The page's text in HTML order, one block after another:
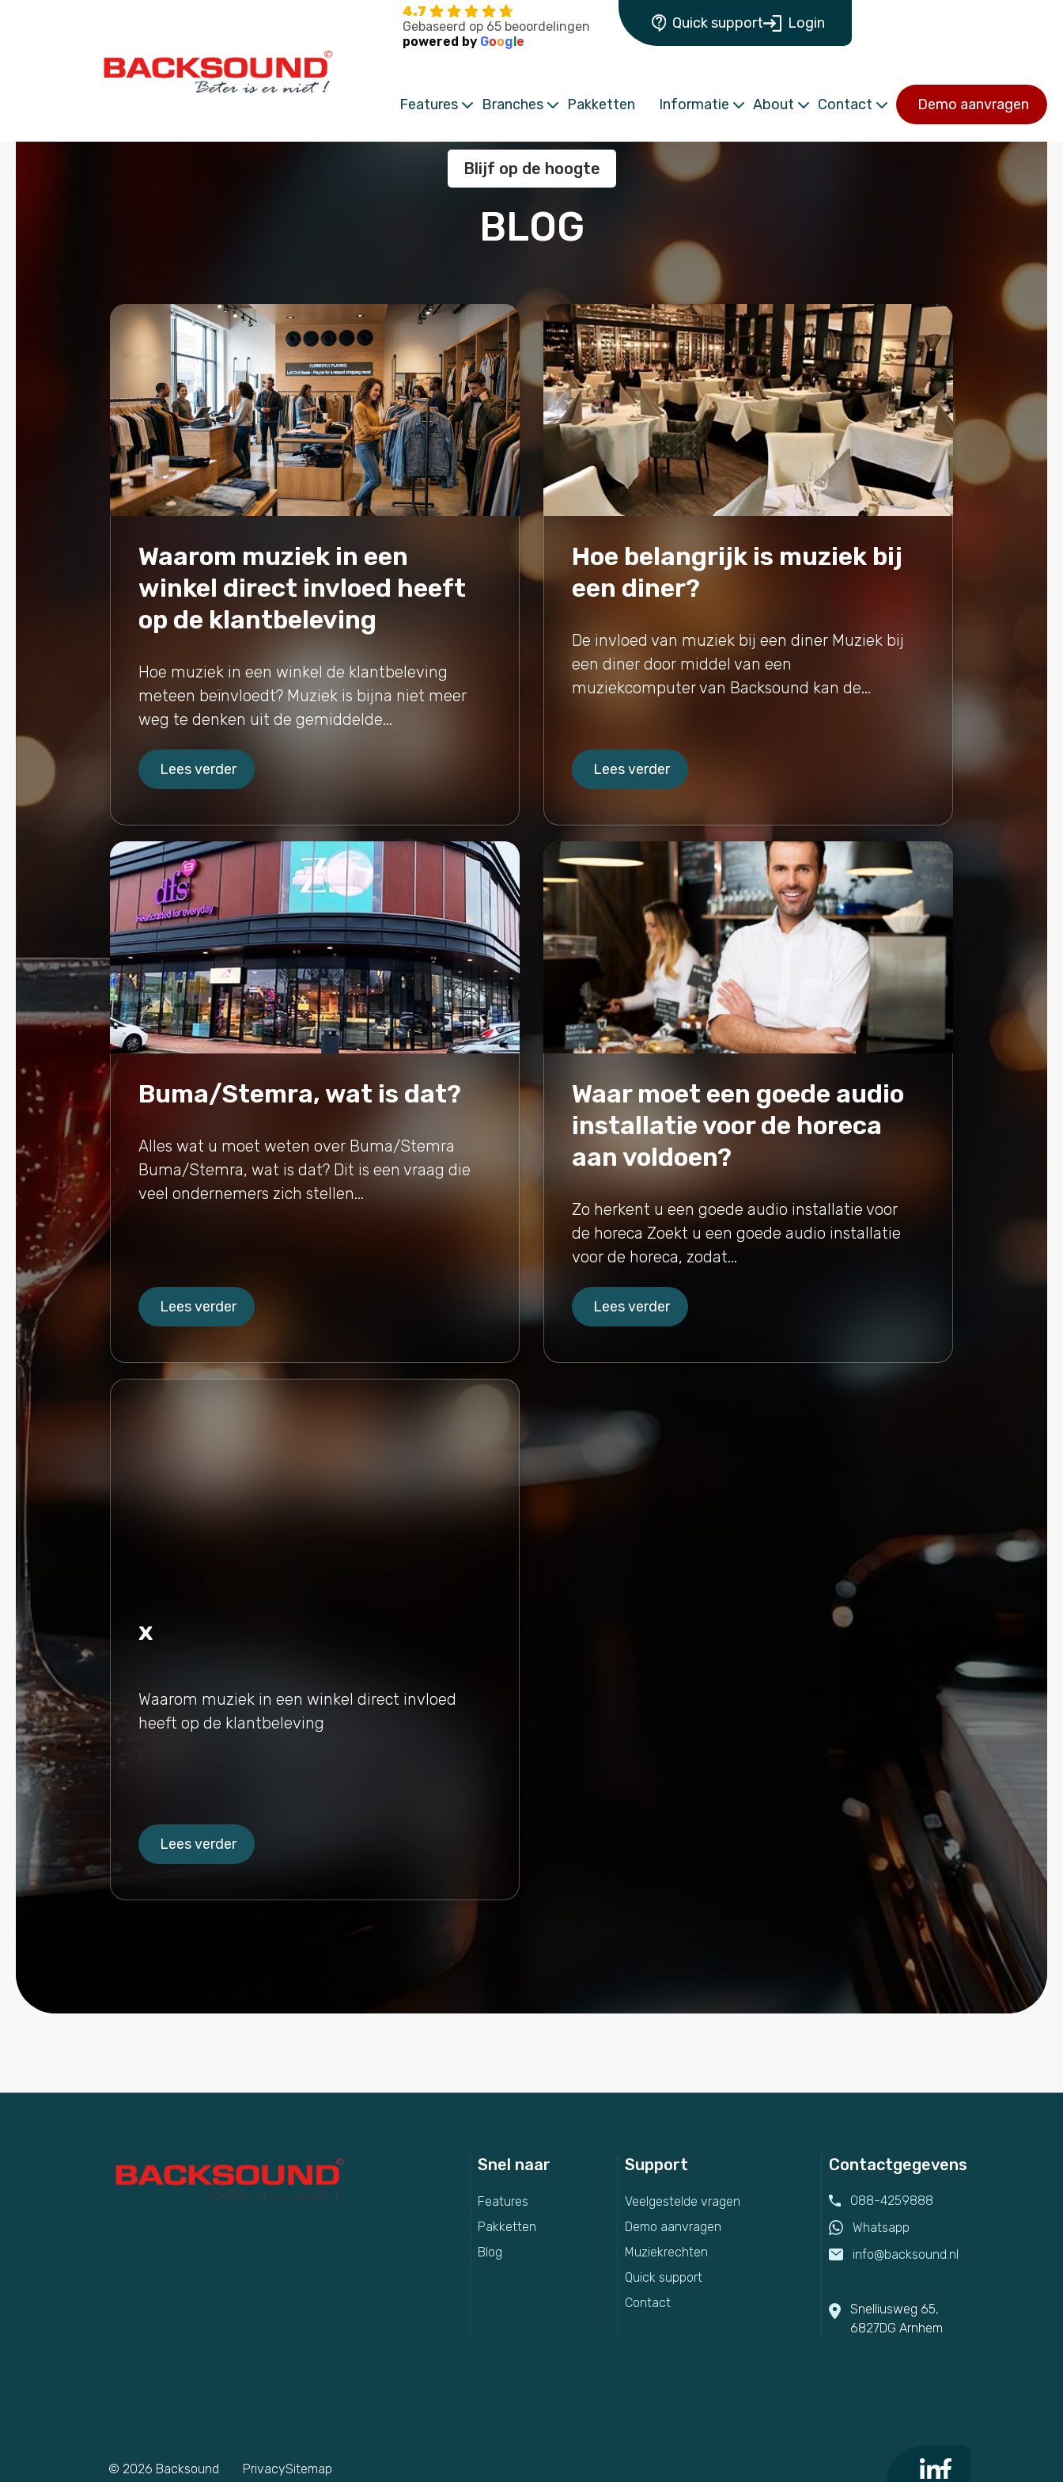
4.7
Gebaseerd op 65 beoordelingen
powered by Google
Quick support Login
Features Branches Pakketten Informatie About Contact Demo aanvragen
Blijf op de hoogte
BLOG
Waarom muziek in een
winkel direct invloed heeft
op de klantbeleving
Hoe muziek in een winkel de klantbeleving
meteen beïnvloedt? Muziek is bijna niet meer
weg te denken uit de gemiddelde...
Lees verder
Hoe belangrijk is muziek bij
een diner?
De invloed van muziek bij een diner Muziek bij
een diner door middel van een
muziekcomputer van Backsound kan de...
Lees verder
Buma/Stemra, wat is dat?
Alles wat u moet weten over Buma/Stemra
Buma/Stemra, wat is dat? Dit is een vraag die
veel ondernemers zich stellen...
Lees verder
Waar moet een goede audio
installatie voor de horeca
aan voldoen?
Zo herkent u een goede audio installatie voor
de horeca Zoekt u een goede audio installatie
voor de horeca, zodat...
Lees verder
x
Waarom muziek in een winkel direct invloed
heeft op de klantbeleving
Lees verder
Snel naar
Features
Pakketten
Blog
Support
Veelgestelde vragen
Demo aanvragen
Muziekrechten
Quick support
Contact
Contactgegevens
088-4259888
Whatsapp
info@backsound.nl
Snelliusweg 65,
6827DG Arnhem
© 2026 Backsound PrivacySitemap